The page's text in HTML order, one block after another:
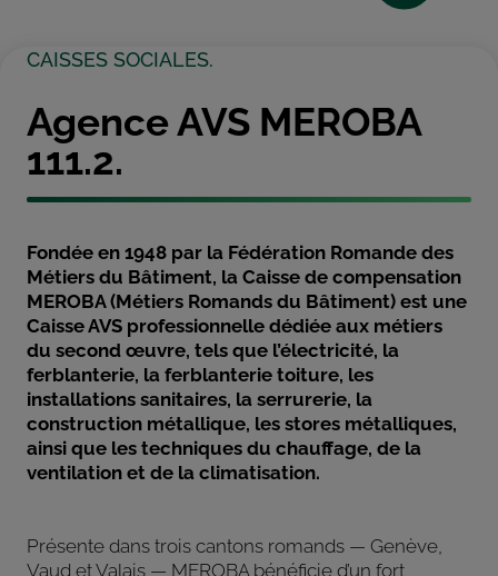
CAISSES SOCIALES.
Agence AVS MEROBA
111.2.
Fondée en 1948 par la Fédération Romande des
Métiers du Bâtiment, la Caisse de compensation
MEROBA (Métiers Romands du Bâtiment) est une
Caisse AVS professionnelle dédiée aux métiers
du second œuvre, tels que l’électricité, la
ferblanterie, la ferblanterie toiture, les
installations sanitaires, la serrurerie, la
construction métallique, les stores métalliques,
ainsi que les techniques du chauffage, de la
ventilation et de la climatisation.
Présente dans trois cantons romands — Genève,
Vaud et Valais — MEROBA bénéficie d’un fort